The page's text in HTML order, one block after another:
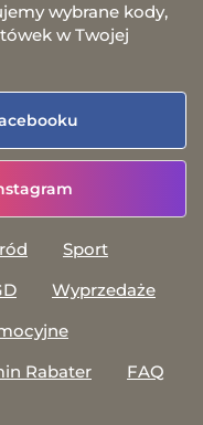
wybrane kody,
w Twojej
Sport
Wyprzedaże
Rabater
FAQ